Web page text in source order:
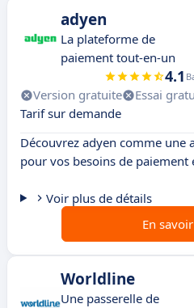
adyen
La plateforme de
paiement tout-en-un
4.1
Version gratuite Essai
Tarif sur demande
Découvrez adyen comme une
pour vos besoins de paiement
Voir plus de détails
En
Worldline
Une passerelle de